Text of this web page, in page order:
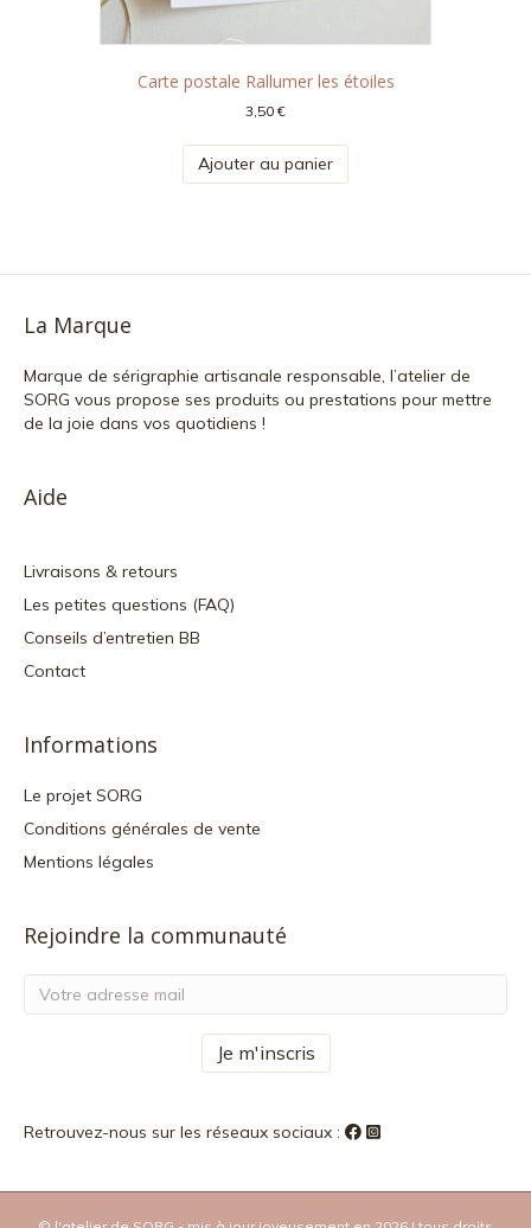
Carte postale Rallumer les étoiles
3,50€
Ajouter au panier
La Marque
Marque de sérigraphie artisanale responsable, l’atelier de
SORG vous propose ses produits ou prestations pour mettre
de la joie dans vos quotidiens !
Aide
Livraisons & retours
Les petites questions (FAQ)
Conseils d’entretien BB
Contact
Informations
Le projet SORG
Conditions générales de vente
Mentions légales
Rejoindre la communauté
Retrouvez-nous sur les réseaux sociaux :